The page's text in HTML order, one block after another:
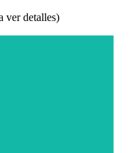
ver detalles)